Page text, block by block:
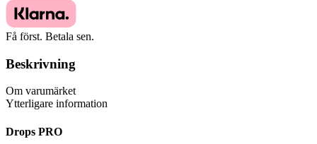
Få först. Betala sen.
Beskrivning
Om varumärket
Ytterligare information
Drops PRO